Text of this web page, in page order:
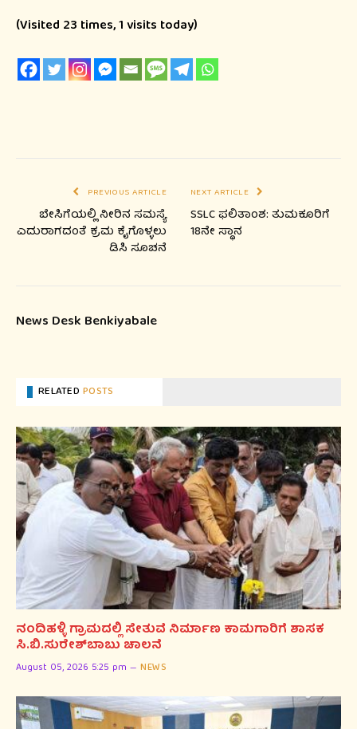
(Visited 23 times, 1 visits today)
PREVIOUS ARTICLE
ಬೇಸಿಗೆಯಲ್ಲಿ ನೀರಿನ ಸಮಸ್ಯೆ
ಎದುರಾಗದಂತೆ ಕ್ರಮ ಕೈಗೊಳ್ಳಲು
ಡಿಸಿ ಸೂಚನೆ
NEXT ARTICLE
SSLC ಫಲಿತಾಂಶ: ತುಮಕೂರಿಗೆ
18ನೇ ಸ್ಥಾನ
News Desk Benkiyabale
RELATEDPOSTS
ನಂದಿಹಳ್ಳಿ ಗ್ರಾಮದಲ್ಲಿ ಸೇತುವೆ ನಿರ್ಮಾಣ ಕಾಮಗಾರಿಗೆ ಶಾಸಕ
ಸಿ.ಬಿ.ಸುರೇಶ್‌ಬಾಬು ಚಾಲನೆ
August 05, 2026 5:25 pm NEWS